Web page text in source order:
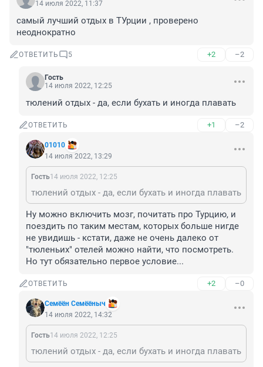
14 июля 2022, 11:37
самый лучший отдых в ТУрции , проверено
неоднократно
ОТВЕТИТЬ 5 +2 –2
Гость
14 июля 2022, 12:25
тюлений отдых - да, если бухать и иногда плавать
ОТВЕТИТЬ +1 –2
01010
14 июля 2022, 13:29
Гость14 июля 2022, 12:25
тюлений отдых - да, если бухать и иногда плавать
Ну можно включить мозг, почитать про Турцию, и
поездить по таким местам, которых больше нигде
не увидишь - кстати, даже не очень далеко от
"тюленьих" отелей можно найти, что посмотреть.
Но тут обязательно первое условие...
ОТВЕТИТЬ +2 –0
Семёён Семёёныч
14 июля 2022, 14:32
Гость14 июля 2022, 12:25
тюлений отдых - да, если бухать и иногда плавать